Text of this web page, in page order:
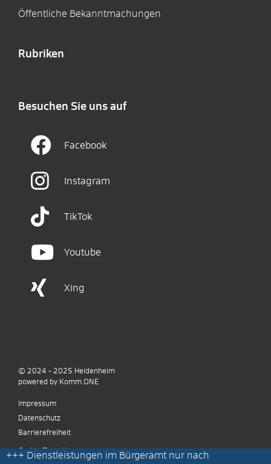
Öffentliche Bekanntmachungen
Rubriken
Besuchen Sie uns auf
Facebook
Instagram
TikTok
Youtube
Xing
+++ Dienstleistungen im Bürgeramt nur nach
© 2024 - 2025 Heidenheim
powered by Komm.ONE
Impressum
Datenschutz
Barrierefreiheit
Cookie Einstellungen